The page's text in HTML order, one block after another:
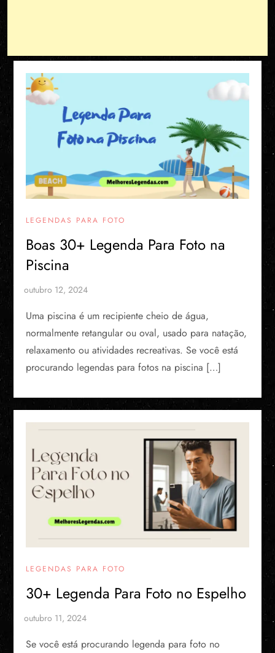
LEGENDAS PARA FOTO
Boas 30+ Legenda Para Foto na
Piscina​
Uma piscina é um recipiente cheio de água,
normalmente retangular ou oval, usado para natação,
relaxamento ou atividades recreativas. Se você está
procurando legendas para fotos na piscina […]
LEGENDAS PARA FOTO
30+ Legenda Para Foto no Espelho​
Se você está procurando legenda para foto no